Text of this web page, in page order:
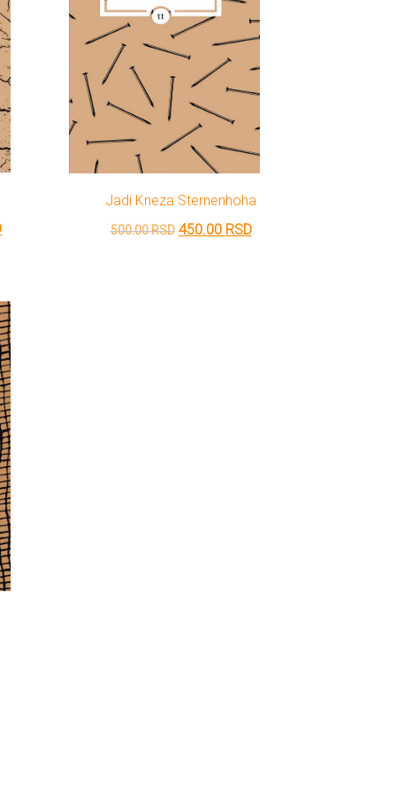
Trenutna
450.00 RSD.
Jadi Kneza Sternenhoha
500.00RSD Originalna
450.00 RSDTrenutna